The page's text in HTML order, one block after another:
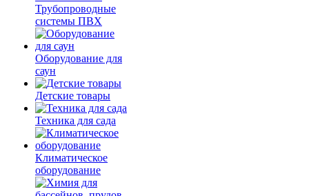
Трубопроводные
системы ПВХ
Оборудование для
саун
Детские товары
Техника для сада
Климатическое
оборудование